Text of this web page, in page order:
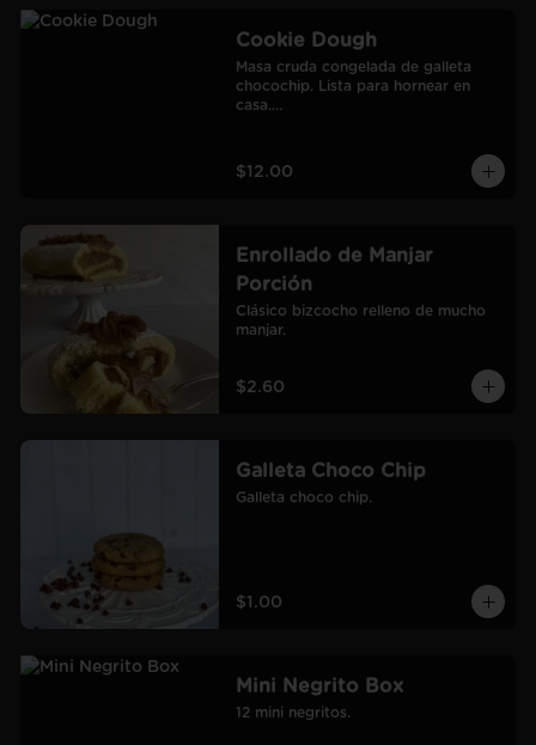
Cookie Dough
Masa cruda congelada de galleta
chocochip. Lista para hornear en
casa.
60 galletas pequeñas.
$12.00
Enrollado de Manjar
Porción
Clásico bizcocho relleno de mucho
manjar.
$2.60
Galleta Choco Chip
Galleta choco chip.
$1.00
Mini Negrito Box
12 mini negritos.